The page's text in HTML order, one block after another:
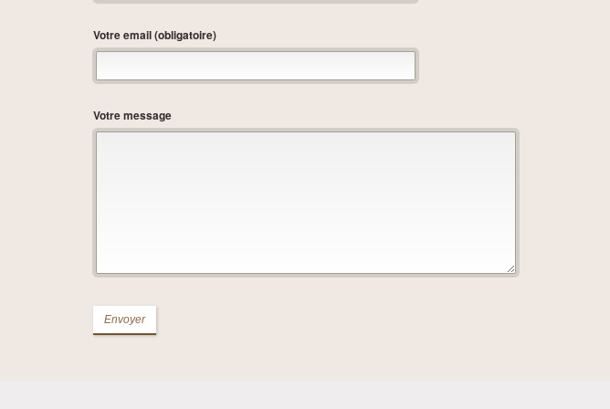
Votre email (obligatoire)
Votre message